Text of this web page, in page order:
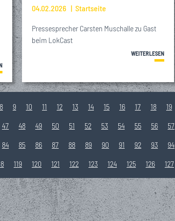
04.02.2026 Startseite
Pressesprecher Carsten Muschalle zu Gast
beim LokCast
WEITERLESEN
8 9 10 11 12 13 14 15 16 17 18 19
47 48 49 50 51 52 53 54 55 56 57
84 85 86 87 88 89 90 91 92 93 94
119 120 121 122 123 124 125 126 127